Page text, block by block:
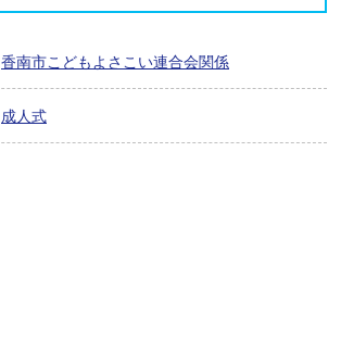
香南市こどもよさこい連合会関係
成人式